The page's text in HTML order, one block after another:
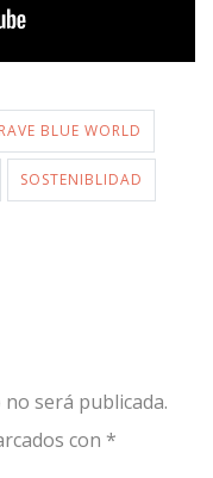
BLUE WORLD
SOSTENIBLIDAD
será publicada.
con *